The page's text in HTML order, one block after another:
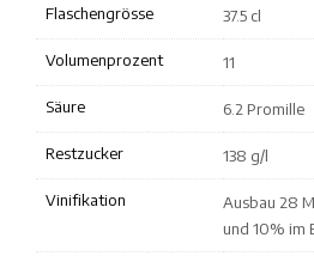
Flaschengrösse 37.5 cl
Volumenprozent 11
Säure 6.2 Promille
Restzucker 138 g/l
Vinifikation
Ausbau 28
und 10% im